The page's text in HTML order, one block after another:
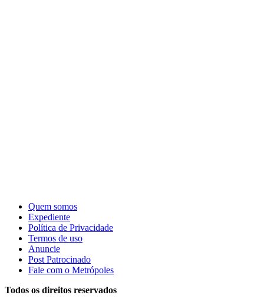
Quem somos
Expediente
Política de Privacidade
Termos de uso
Anuncie
Post Patrocinado
Fale com o Metrópoles
Todos os direitos reservados